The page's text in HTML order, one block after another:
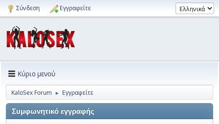
Σύνδεση Εγγραφείτε
Κύριο μενού
KaloSex Forum ► Εγγραφείτε
Συμφωνητικό εγγραφής